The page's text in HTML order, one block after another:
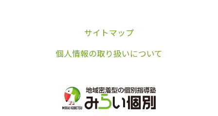
サイトマップ
個人情報の取り扱いについて